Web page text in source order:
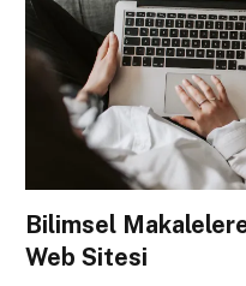
Bilimsel
Web Sitesi